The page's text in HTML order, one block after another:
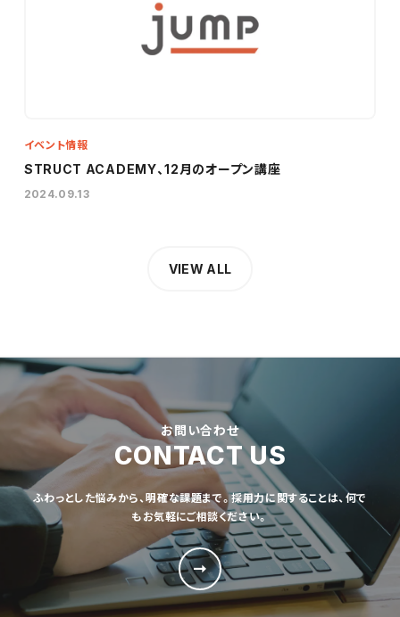
イベント情報
STRUCT ACADEMY、12月のオープン講座
2024.09.13
VIEW ALL
お問い合わせ
CONTACT US
ふわっとした悩みから、明確な課題まで。採用力に関することは、何で
もお気軽にご相談ください。